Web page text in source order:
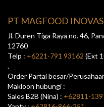
PT MAGFOOD
Jl. Duren Tiga Raya no. 46,
12760
Telp : +6221-791 93162 (Ext
.
Order Partai besar/
Makloon hubungi :
Sales B2B (Nina) : +62811-